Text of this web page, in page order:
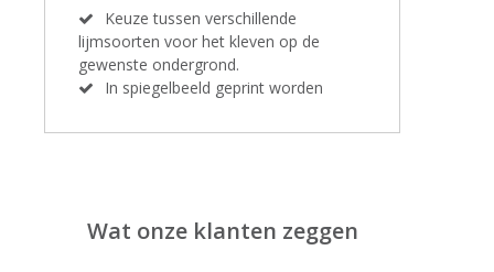
Keuze tussen verschillende
lijmsoorten voor het kleven op de
gewenste ondergrond.
In spiegelbeeld geprint worden
Wat onze klanten zeggen